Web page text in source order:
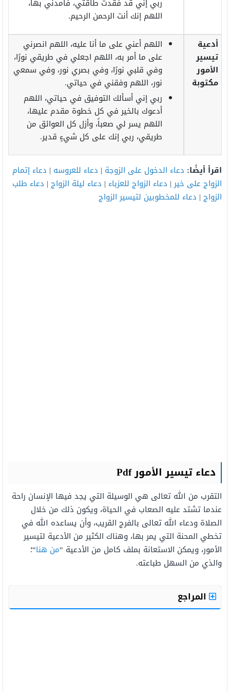
ربي إني قد فقدت طاقتي، فأمدني بها،
اللهم إنك أنت الرحمن الرحيم.
أدعية
تيسير
الأمور
مكتوبة
اللهم أعني على ما أنا عليه، اللهم انصرني
على ما أمر به، اللهم اجعلي في طريقي نورًا،
وفي قلبي نورًا، وفي بصري نور، وفي سمعي
نور، اللهم وفقني في حياتي.
ربي إني أسألك التوفيق في حياتي، اللهم
أدعوك بالخير في كل خطوة مقدم عليها،
اللهم يسر لي صعباً، وأزل كل العوائق من
طريقي، ربي إنك على كل شيءٍ قدير.
اقرأ أيضًا: دعاء الدخول على الزوجة | دعاء للعروسه | دعاء إتمام
الزواج على خير| دعاء الزواج للعزباء | دعاء ليلة الزواج | دعاء طلب
الزواج | دعاء للمخطوبين لتيسير الزواج
دعاء تيسير الأمور Pdf
التقرب من الله تعالى هي الوسيلة التي يجد فيها الإنسان راحة
عندما تشتد عليه الصعاب في الحياة، ويكون ذلك من خلال
الصلاة ودعاء الله تعالى بالفرج القريب، وأن يساعده الله في
تخطي المحنة التي يمر بها، وهناك الكثير من الأدعية لتيسير
الأمور، ويمكن الاستعانة بملف كامل من الأدعية “من هنا“؛
والذي من السهل طباعته.
المراجع